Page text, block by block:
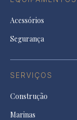
Acessórios
Segurança
SERVIÇOS
Construção
Marinas